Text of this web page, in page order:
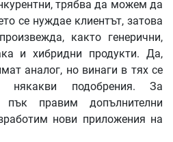
трябва да можем да
се нуждае клиентът, затова
както генерични,
и хибридни продукти. Да,
аналог, но винаги в тях се
подобрения. За
пък правим допълнителни
нови приложения на